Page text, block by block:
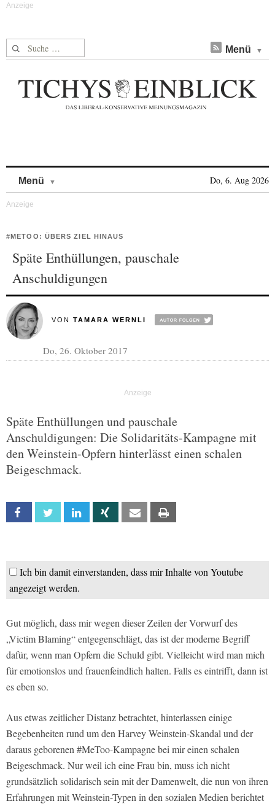
Suche nach: Menü
Menü Do, 6. Aug 2026
#METOO: ÜBERS ZIEL HINAUS
Späte Enthüllungen, pauschale
Anschuldigungen
VON TAMARA WERNLI
Do, 26. Oktober 2017
Späte Enthüllungen und pauschale
Anschuldigungen: Die Solidaritäts-Kampagne mit
den Weinstein-Opfern hinterlässt einen schalen
Beigeschmack.
Facebook Twitter Linkedin Xing Email
Ich bin damit einverstanden, dass mir Inhalte von Youtube
angezeigt werden.
Gut möglich, dass mir wegen dieser Zeilen der Vorwurf des
„Victim Blaming“ entgegenschlägt, das ist der moderne Begriff
dafür, wenn man Opfern die Schuld gibt. Vielleicht wird man mich
für emotionslos und frauenfeindlich halten. Falls es eintrifft, dann ist
es eben so.
Aus etwas zeitlicher Distanz betrachtet, hinterlassen einige
Begebenheiten rund um den Harvey Weinstein-Skandal und der
daraus geborenen #MeToo-Kampagne bei mir einen schalen
Beigeschmack. Nur weil ich eine Frau bin, muss ich nicht
grundsätzlich solidarisch sein mit der Damenwelt, die nun von ihren
Erfahrungen mit Weinstein-Typen in den sozialen Medien berichtet